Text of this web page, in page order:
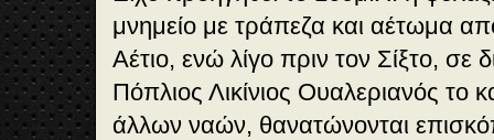
μνημείο με τράπεζα και αέτωμα
Αέτιο, ενώ λίγο πριν τον Σίξτο,
Πόπλιος Λικίνιος Ουαλεριανός το
άλλων ναών, θανατώνονται